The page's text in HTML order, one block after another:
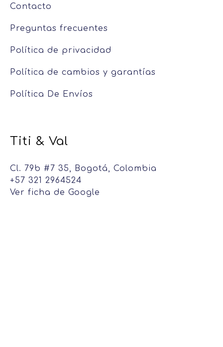
Contacto
Preguntas frecuentes
Política de privacidad
Política de cambios y garantías
Política De Envíos
Titi & Val
Cl. 79b #7 35, Bogotá, Colombia
+57 321 2964524
Ver ficha de Google